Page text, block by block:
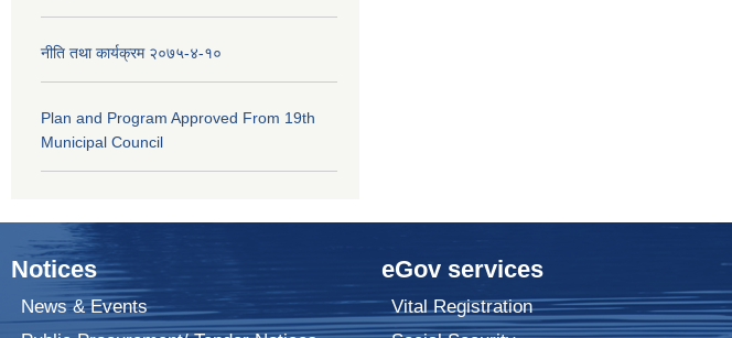
नीति तथा कार्यक्रम २०७५-४-१०
Plan and Program Approved From 19th
Municipal Council
Notices
News & Events
eGov services
Vital Registration